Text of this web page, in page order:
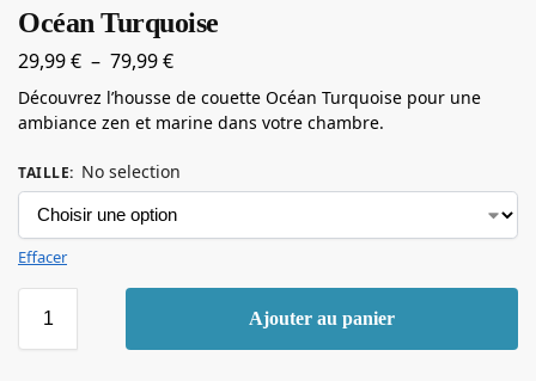
Océan Turquoise
29,99€ – 79,99€
Découvrez l’housse de couette Océan Turquoise pour une
ambiance zen et marine dans votre chambre.
TAILLE: No selection
Effacer
Ajouter au panier